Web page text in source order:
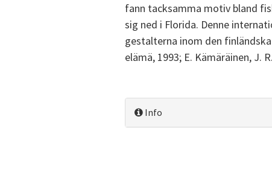
fann tacksamma motiv bland
sig ned i Florida. Denne
gestalterna inom den
elämä, 1993; E. Kämäräinen, J.
Info